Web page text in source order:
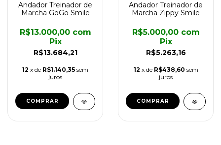
Andador Treinador de
Marcha GoGo Smile
R$13.684,21
R$13.000,00 com
Pix
12 x de R$1.140,35 sem
juros
COMPRAR
Andador Treinador de
Marcha Zippy Smile
R$5.263,16
R$5.000,00 com
Pix
12 x de R$438,60 sem
juros
COMPRAR